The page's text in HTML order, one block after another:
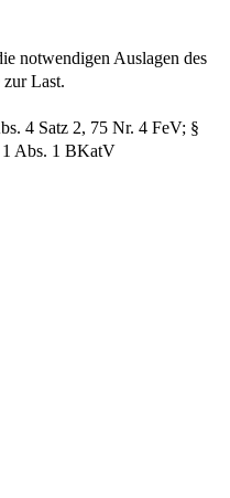
notwendigen Auslagen des
zur Last.
4 Satz 2, 75 Nr. 4 FeV; §
1 Abs. 1 BKatV